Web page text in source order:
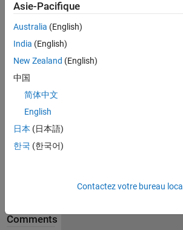
Stats
184
Solutions
Solution
Comments
Asie-Pacifique
Australia (English)
India (English)
New Zealand (English)
中国
简体中文
English
日本 (日本語)
한국 (한국어)
Contactez votre bureau local